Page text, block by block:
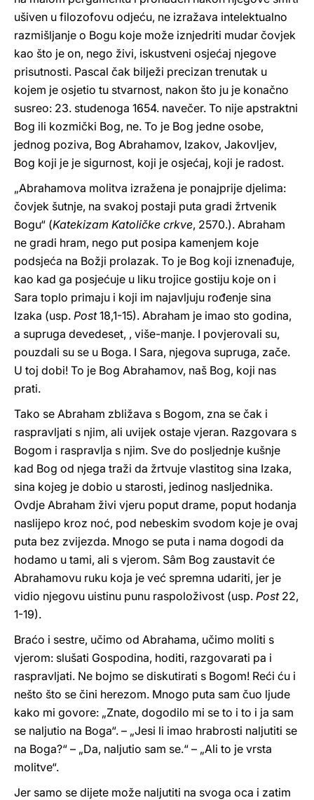
ušiven u filozofovu odjeću, ne izražava intelektualno
razmišljanje o Bogu koje može iznjedriti mudar čovjek
kao što je on, nego živi, iskustveni osjećaj njegove
prisutnosti. Pascal čak bilježi precizan trenutak u
kojem je osjetio tu stvarnost, nakon što ju je konačno
susreo: 23. studenoga 1654. navečer. To nije apstraktni
Bog ili kozmički Bog, ne. To je Bog jedne osobe,
jednog poziva, Bog Abrahamov, Izakov, Jakovljev,
Bog koji je je sigurnost, koji je osjećaj, koji je radost.
„Abrahamova molitva izražena je ponajprije djelima:
čovjek šutnje, na svakoj postaji puta gradi žrtvenik
Bogu“ (Katekizam Katoličke crkve, 2570.). Abraham
ne gradi hram, nego put posipa kamenjem koje
podsjeća na Božji prolazak. To je Bog koji iznenađuje,
kao kad ga posjećuje u liku trojice gostiju koje on i
Sara toplo primaju i koji im najavljuju rođenje sina
Izaka (usp. Post18,1-15). Abraham je imao sto godina,
a supruga devedeset, , više-manje. I povjerovali su,
pouzdali su se u Boga. I Sara, njegova supruga, zače.
U toj dobi! To je Bog Abrahamov, naš Bog, koji nas
prati.
Tako se Abraham zbližava s Bogom, zna se čak i
raspravljati s njim, ali uvijek ostaje vjeran. Razgovara s
Bogom i raspravlja s njim. Sve do posljednje kušnje
kad Bog od njega traži da žrtvuje vlastitog sina Izaka,
sina kojeg je dobio u starosti, jedinog nasljednika.
Ovdje Abraham živi vjeru poput drame, poput hodanja
naslijepo kroz noć, pod nebeskim svodom koje je ovaj
puta bez zvijezda. Mnogo se puta i nama dogodi da
hodamo u tami, ali s vjerom. Sâm Bog zaustavit će
Abrahamovu ruku koja je već spremna udariti, jer je
vidio njegovu uistinu punu raspoloživost (usp. Post 22,
1-19).
Braćo i sestre, učimo od Abrahama, učimo moliti s
vjerom: slušati Gospodina, hoditi, razgovarati pa i
raspravljati. Ne bojmo se diskutirati s Bogom! Reći ću i
nešto što se čini herezom. Mnogo puta sam čuo ljude
kako mi govore: „Znate, dogodilo mi se to i to i ja sam
se naljutio na Boga“. – „Jesi li imao hrabrosti naljutiti se
na Boga?“ – „Da, naljutio sam se.“ – „Ali to je vrsta
molitve“.
Jer samo se dijete može naljutiti na svoga oca i zatim